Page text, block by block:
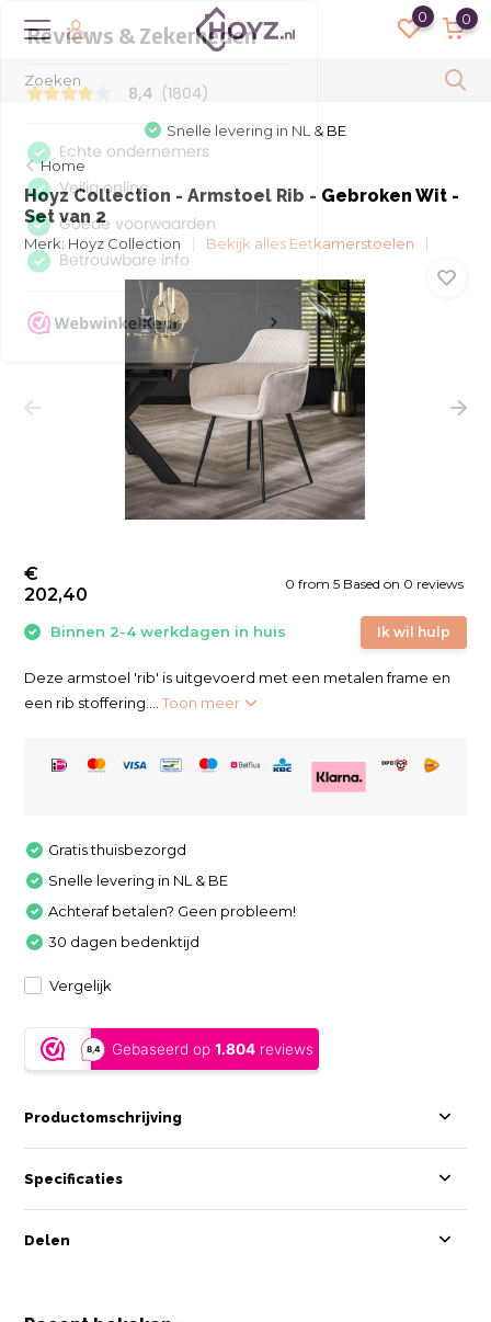
0 0
Snelle levering in NL & BE
Home
Hoyz Collection - Armstoel Rib - Gebroken Wit -
Set van 2
Merk: Hoyz Collection Bekijk alles Eetkamerstoelen
0 from 5 Based on 0 reviews
Ik wil hulp
€
202,40
Binnen 2-4 werkdagen in huis
Deze armstoel 'rib' is uitgevoerd met een metalen frame en
een rib stoffering....Toon meer
Gratis thuisbezorgd
Snelle levering in NL & BE
Achteraf betalen? Geen probleem!
30 dagen bedenktijd
Vergelijk
Productomschrijving
Specificaties
Delen